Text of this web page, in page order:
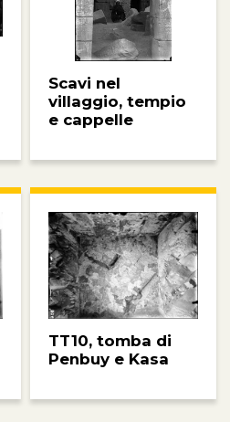
Scavi nel
villaggio, tempio
e cappelle
TT10, tomba di
Penbuy e Kasa